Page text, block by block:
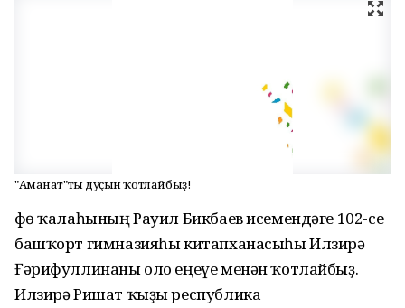
"Аманат"тың дуҫын ҡотлайбыҙ!
Өфө ҡалаһының Рауил Бикбаев исемендәге 102-се
башҡорт гимназияһы китапханасыһы Илзирә
Ғәрифуллинаны оло еңеүе менән ҡотлайбыҙ.
Илзирә Ришат ҡыҙы республика